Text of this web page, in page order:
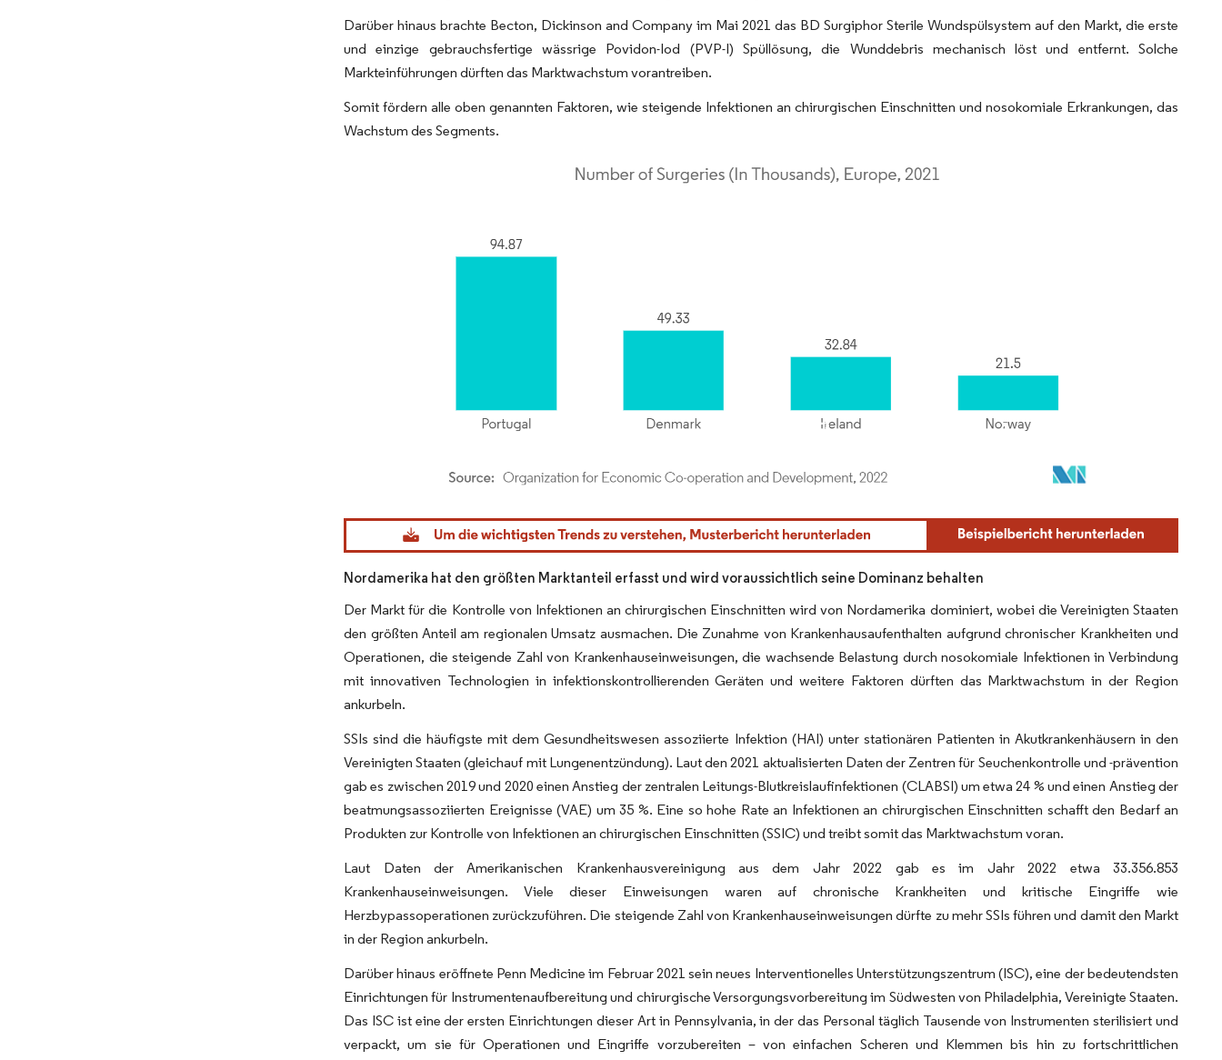
Darüber hinaus brachte Becton, Dickinson and Company im Mai 2021 das BD Surgiphor Sterile Wundspülsystem auf den Markt, die erste
und einzige gebrauchsfertige wässrige Povidon-Iod (PVP-I) Spüllösung, die Wunddebris mechanisch löst und entfernt. Solche
Markteinführungen dürften das Marktwachstum vorantreiben.
Somit fördern alle oben genannten Faktoren, wie steigende Infektionen an chirurgischen Einschnitten und nosokomiale Erkrankungen, das
Wachstum des Segments.
Bild © Mordor Intelligence. Wiederverwendung erfordert Namensnennung gemäß CC BY 4.0.
Nordamerika hat den größten Marktanteil erfasst und wird voraussichtlich seine Dominanz behalten
Der Markt für die Kontrolle von Infektionen an chirurgischen Einschnitten wird von Nordamerika dominiert, wobei die Vereinigten Staaten
den größten Anteil am regionalen Umsatz ausmachen. Die Zunahme von Krankenhausaufenthalten aufgrund chronischer Krankheiten und
Operationen, die steigende Zahl von Krankenhauseinweisungen, die wachsende Belastung durch nosokomiale Infektionen in Verbindung
mit innovativen Technologien in infektionskontrollierenden Geräten und weitere Faktoren dürften das Marktwachstum in der Region
ankurbeln.
SSIs sind die häufigste mit dem Gesundheitswesen assoziierte Infektion (HAI) unter stationären Patienten in Akutkrankenhäusern in den
Vereinigten Staaten (gleichauf mit Lungenentzündung). Laut den 2021 aktualisierten Daten der Zentren für Seuchenkontrolle und -prävention
gab es zwischen 2019 und 2020 einen Anstieg der zentralen Leitungs-Blutkreislaufinfektionen (CLABSI) um etwa 24 % und einen Anstieg der
beatmungsassoziierten Ereignisse (VAE) um 35 %. Eine so hohe Rate an Infektionen an chirurgischen Einschnitten schafft den Bedarf an
Produkten zur Kontrolle von Infektionen an chirurgischen Einschnitten (SSIC) und treibt somit das Marktwachstum voran.
Laut Daten der Amerikanischen Krankenhausvereinigung aus dem Jahr 2022 gab es im Jahr 2022 etwa 33.356.853
Krankenhauseinweisungen. Viele dieser Einweisungen waren auf chronische Krankheiten und kritische Eingriffe wie
Herzbypassoperationen zurückzuführen. Die steigende Zahl von Krankenhauseinweisungen dürfte zu mehr SSIs führen und damit den Markt
in der Region ankurbeln.
Darüber hinaus eröffnete Penn Medicine im Februar 2021 sein neues Interventionelles Unterstützungszentrum (ISC), eine der bedeutendsten
Einrichtungen für Instrumentenaufbereitung und chirurgische Versorgungsvorbereitung im Südwesten von Philadelphia, Vereinigte Staaten.
Das ISC ist eine der ersten Einrichtungen dieser Art in Pennsylvania, in der das Personal täglich Tausende von Instrumenten sterilisiert und
verpackt, um sie für Operationen und Eingriffe vorzubereiten – von einfachen Scheren und Klemmen bis hin zu fortschrittlichen